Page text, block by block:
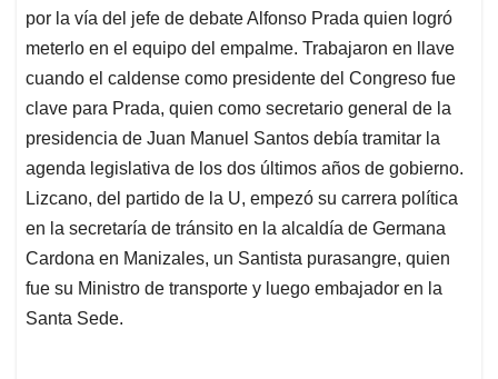
por la vía del jefe de debate Alfonso Prada quien logró
meterlo en el equipo del empalme. Trabajaron en llave
cuando el caldense como presidente del Congreso fue
clave para Prada, quien como secretario general de la
presidencia de Juan Manuel Santos debía tramitar la
agenda legislativa de los dos últimos años de gobierno.
Lizcano, del partido de la U, empezó su carrera política
en la secretaría de tránsito en la alcaldía de Germana
Cardona en Manizales, un Santista purasangre, quien
fue su Ministro de transporte y luego embajador en la
Santa Sede.